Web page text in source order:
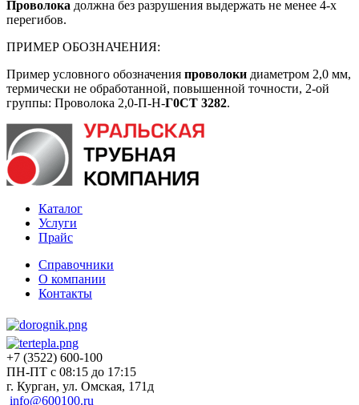
Проволока должна без разрушения выдержать не менее 4-х
перегибов.
ПРИМЕР ОБОЗНАЧЕНИЯ:
Пример условного обозначения проволоки диаметром 2,0 мм,
термически не обработанной, повышенной точности, 2-ой
группы: Проволока 2,0-П-Н-Г0СТ 3282.
Каталог
Услуги
Прайс
Справочники
О компании
Контакты
+7 (3522) 600-100
ПН-ПТ с 08:15 до 17:15
г. Курган, ул. Омская, 171д
info@600100.ru